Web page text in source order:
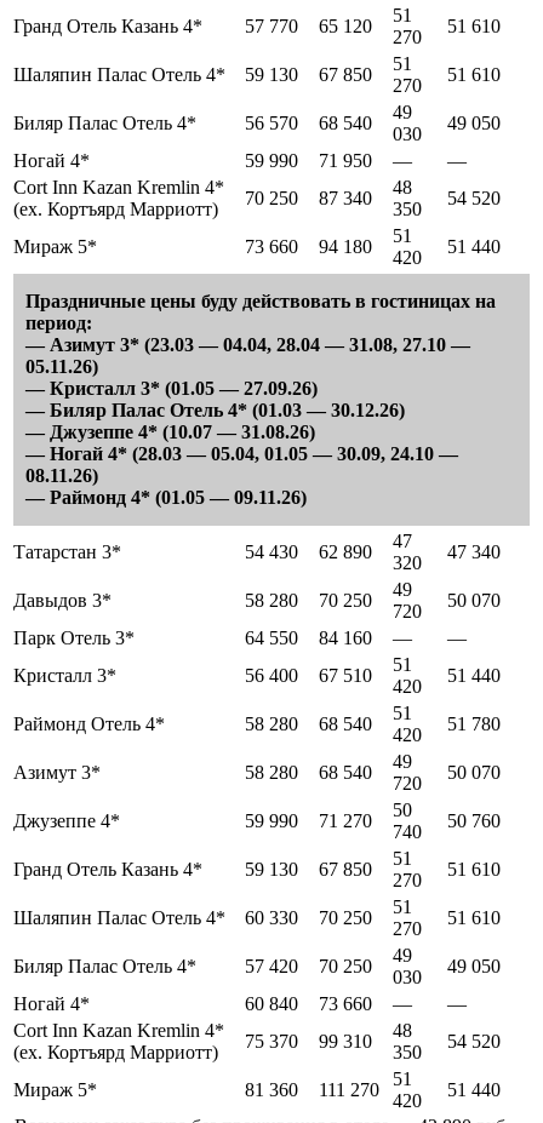
Гранд Отель Казань 4* 57 770 65 120
51
270
51 610
Шаляпин Палас Отель 4* 59 130 67 850
51
270
51 610
Биляр Палас Отель 4* 56 570 68 540
49
030
49 050
Ногай 4*
59 990 71 950 —
—
Cort Inn Kazan Kremlin 4*
(ex. Кортъярд Марриотт)
70 250 87 340
48
350
54 520
Мираж 5* 73 660 94 180
51
420
51 440
Праздничные цены буду действовать в гостиницах на
период:
— Азимут 3* (23.03 — 04.04, 28.04 — 31.08, 27.10 —
05.11.26)
— Кристалл 3* (01.05 — 27.09.26)
— Биляр Палас Отель 4* (01.03 — 30.12.26)
— Джузеппе 4* (10.07 — 31.08.26)
— Ногай 4* (28.03 — 05.04, 01.05 — 30.09, 24.10 —
08.11.26)
— Раймонд 4* (01.05 — 09.11.26)
Татарстан 3* 54 430 62 890
47
320
47 340
Давыдов 3* 58 280 70 250
49
720
50 070
Парк Отель 3*
64 550 84 160 —
—
Кристалл 3*
56 400 67 510
51
420
51 440
Раймонд Отель 4* 58 280 68 540
51
420
51 780
Азимут 3* 58 280 68 540
49
720
50 070
Джузеппе 4* 59 990 71 270
50
740
50 760
Гранд Отель Казань 4* 59 130 67 850
51
270
51 610
Шаляпин Палас Отель 4* 60 330 70 250
51
270
51 610
Биляр Палас Отель 4* 57 420 70 250
49
030
49 050
Ногай 4*
60 840 73 660 —
—
Cort Inn Kazan Kremlin 4*
(ex. Кортъярд Марриотт)
75 370 99 310
48
350
54 520
Мираж 5* 81 360 111 270
51
420
51 440